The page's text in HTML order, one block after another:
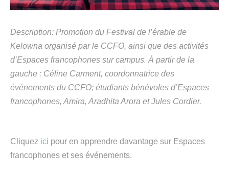
Description: Promotion du Festival de l’érable de
Kelowna organisé par le CCFO, ainsi que des activités
d’Espaces francophones sur campus. À partir de la
gauche : Céline Carment, coordonnatrice des
événements du CCFO; étudiants bénévoles d’Espaces
francophones, Amira, Aradhita Arora et Jules Cordier.
Cliquez ici pour en apprendre davantage sur Espaces
francophones et ses événements.